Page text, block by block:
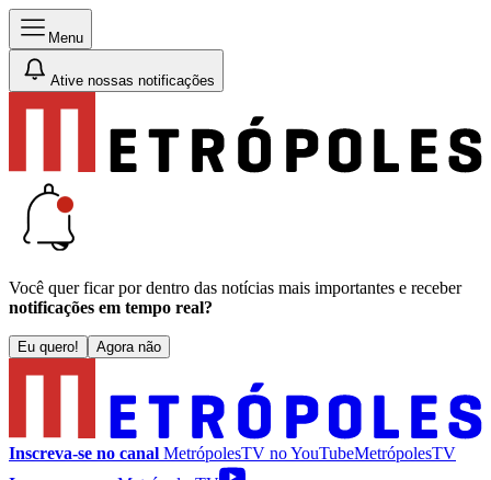
Menu
Ative nossas notificações
Você quer ficar por dentro das notícias mais importantes e receber
notificações em tempo real?
Eu quero! Agora não
Inscreva-se no canal MetrópolesTV noYouTubeMetrópolesTV